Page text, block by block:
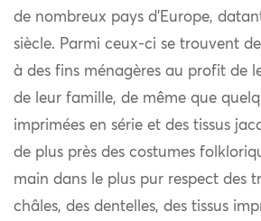
de nombreux pays d’Europe,
siècle. Parmi ceux-ci se trouvent
à des fins ménagères au profit de
de leur famille, de même que
imprimées en série et des tissus
de plus près des costumes
main dans le plus pur respect des
châles, des dentelles, des tissus